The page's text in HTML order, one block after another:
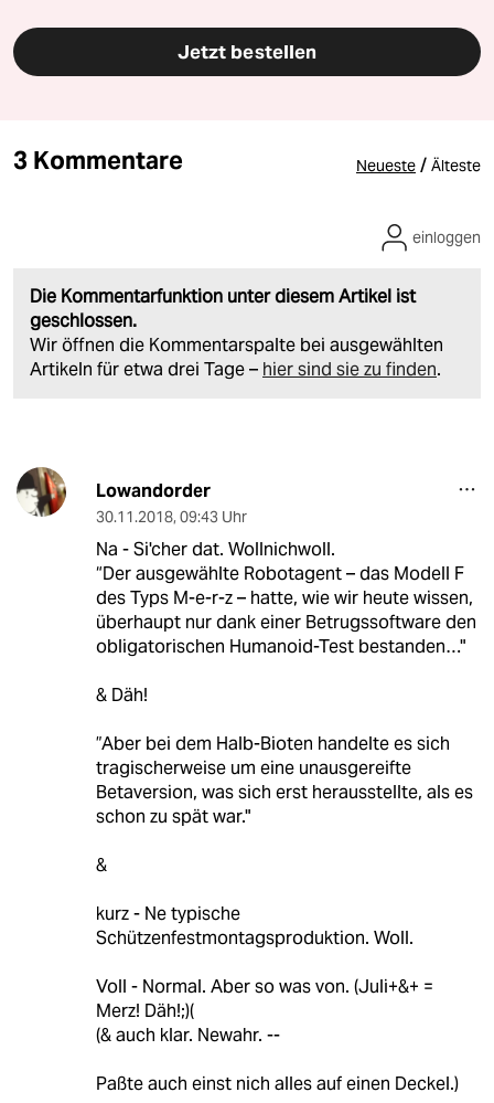
Jetzt bestellen
3 Kommentare Neueste / Älteste
Die Kommentarfunktion unter diesem Artikel ist
geschlossen.
Wir öffnen die Kommentarspalte bei ausgewählten
Artikeln für etwa drei Tage – hier sind sie zu finden.
einloggen
Lowandorder
30.11.2018, 09:43 Uhr
Na - Si'cher dat. Wollnichwoll.
“Der ausgewählte Robotagent – das Modell F
des Typs M-e-r-z – hatte, wie wir heute wissen,
überhaupt nur dank einer Betrugssoftware den
obligatorischen Humanoid-Test bestanden…"
& Däh!
”Aber bei dem Halb-Bioten handelte es sich
tragischerweise um eine unausgereifte
Betaversion, was sich erst herausstellte, als es
schon zu spät war."
&
kurz - Ne typische
Schützenfestmontagsproduktion. Woll.
Voll - Normal. Aber so was von. (Juli+&+ =
Merz! Däh!;)(
(& auch klar. Newahr. --
Paßte auch einst nich alles auf einen Deckel.)